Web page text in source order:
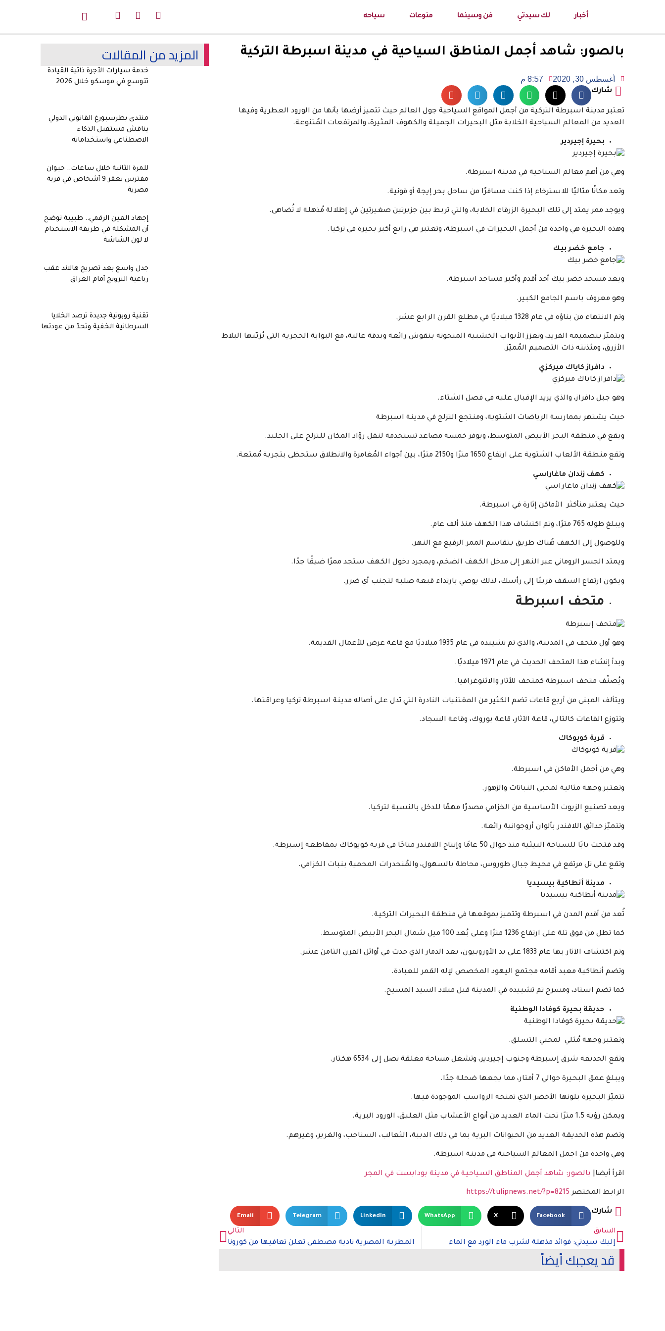
أخبار لك سيدتي فن وسينما منوعات سياحه
بالصور: شاهد أجمل المناطق السياحية في مدينة اسبرطة التركية
أغسطس 30, 2020 8:57 م
شارك
تعتبر مدينة اسبرطة التركية من أجمل المواقع السياحية جول العالم حيث تتميز أرضها بأنها من الورود العطرية وفيها
العديد من المعالم السياحية الخلابة مثل البحيرات الجميلة والكهوف المثيرة، والمرتفعات المُتنوعة.
بحيرة إجيردير
وهي من أهم معالم السياحية في مدينة اسبرطة.
وتعد مكانًا مثاليًا للاسترخاء إذا كنت مسافرًا من ساحل بحر إيجة أو قونية.
ويوجد ممر يمتد إلى تلك البحيرة الزرقاء الخلابة، والتي تربط بين جزيرتين صغيرتين في إطلالة مُذهلة لا تُضاهى.
وهذه البحيرة هي واحدة من أجمل البحيرات في اسبرطة، وتعتبر هي رابع أكبر بحيرة في تركيا.
جامع خضر بيك
ويعد مسجد خضر بيك أحد أقدم وأكبر مساجد اسبرطة.
وهو معروف باسم الجامع الكبير.
وتم الانتهاء من بناؤه في عام 1328 ميلاديًا في مطلع القرن الرابع عشر.
ويتميّز يتصميمه الفريد، وتعزز الأبواب الخشبية المنحوتة بنقوش رائعة وبدقة عالية، مع البوابة الحجرية التي يُزيّنها البلاط
الأزرق، ومئذنته ذات التصميم المُميّز.
دافراز كاياك ميركزي
وهو جبل دافراز، والذي يزيد الإقبال عليه في فصل الشتاء.
حيث يشتهر بممارسة الرياضات الشتوية، ومنتجع التزلج في مدينة اسبرطة
ويقع في منطقة البحر الأبيض المتوسط، ويوفر خمسة مصاعد تستخدمة لنقل روّاد المكان للتزلج على الجليد.
وتقع منطقة الألعاب الشتوية على ارتفاع 1650 مترًا و2150 مترًا، بين أجواء المُغامرة والانطلاق ستحظى بتجربة مُمتعة.
كهف زندان ماغاراسي
حيث يعتبر منأكثر الأماكن إثارة في اسبرطة.
ويبلغ طوله 765 مترًا، وتم اكتشاف هذا الكهف منذ ألف عام.
وللوصول إلى الكهف هُناك طريق يتقاسم الممر الرفيع مع النهر.
ويمتد الجسر الروماني عبر النهر إلى مدخل الكهف الضخم، وبمجرد دخول الكهف ستجد ممرًا ضيقًا جدًا.
ويكون ارتفاع السقف قريبًا إلى رأسك، لذلك يوصي بارتداء قبعة صلبة لتجنب أي ضرر.
متحف اسبرطة
وهو أول متحف في المدينة، والذي تم تشييده في عام 1935 ميلاديًا مع قاعة عرض للأعمال القديمة.
وبدأ إنشاء هذا المتحف الحديث في عام 1971 ميلاديًا.
ويُصنّف متحف اسبرطة كمتحف للأثار والاثنوغرافيا.
ويتألف المبنى من أربع قاعات تضم الكثير من المقتنيات النادرة التي تدل على أصاله مدينة اسبرطة تركيا وعراقتها.
وتتوزع القاعات كالتالي، قاعة الآثار، قاعة بوروك، وقاعة السجاد.
قرية كويوكاك
وهي من أجمل الأماكن في اسبرطة.
وتعتبر وجهة مثالية لمحبي النباتات والزهور.
ويعد تصنيع الزيوت الأساسية من الخزامي مصدرًا مهمًا للدخل بالنسبة لتركيا.
وتتميّز حدائق اللافندر بألوان أروجوانية رائعة.
وقد فتحت بابًا للسياحة البيئية منذ حوال 50 عامًا وإنتاج اللافندر متاحًا في قرية كويوكاك بمقاطعة إسبرطة.
وتقع على تل مرتفع في محيط جبال طوروس، محاطة بالسهول، والمُنحدرات المحمية بنبات الخزامي.
مدينة أنطاكية بيسيديا
تُعد من أقدم المدن في اسبرطة وتتميز بموقعها في منطقة البحيرات التركية.
كما تطل من فوق تلة على ارتفاع 1236 مترًا وعلى بُعد 100 ميل شمال البحر الأبيض المتوسط.
وتم اكتشاف الآثار بها عام 1833 على يد الأوروبيون، بعد الدمار الذي حدث في أوائل القرن الثامن عشر.
وتضم أنطاكية معبد أقامه مجتمع اليهود المخصص لإله القمر للعبادة.
كما تضم استاد، ومسرح تم تشييده في المدينة قبل ميلاد السيد المسيح.
حديقة بحيرة كوفادا الوطنية
وتعتبر وجهة مُثلي لمحبي التسلق.
وتقع الحديقة شرق إسبرطة وجنوب إجيردير، وتشغل مساحة مغلقة تصل إلى 6534 هكتار.
ويبلغ عمق البحيرة حوالي 7 أمتار، مما يجعها ضحلة جدًا.
تتميّز البحيرة بلونها الأخضر الذي تمنحه الرواسب الموجودة فيها.
ويمكن رؤية 1.5 مترًا تحت الماء العديد من أنواع الأعشاب مثل العليق، الورود البرية.
وتضم هذه الحديقة العديد من الحيوانات البرية بما في ذلك الدببة، الثعالب، السناجب، والغرير، وغيرهم.
وهي واحدة من اجمل المعالم السياحية في مدينة اسبرطة.
اقرأ أيضا| بالصور: شاهد أجمل المناطق السياحية في مدينة بودابست في المجر
الرابط المختصرhttps://tulipnews.net/?p=8215
شارك
Facebook
X
WhatsApp
LinkedIn
Telegram
Email
السابق
إليك سيدتي: فوائد مذهلة لشرب ماء الورد مع الماء
التالي
المطربة المصرية نادية مصطفى تعلن تعافيها من كورونا
قد يعجبك أيضاً
المزيد من المقالات
خدمة سيارات الأجرة ذاتية القيادة
تتوسع في موسكو خلال 2026
منتدى بطرسبورغ القانوني الدولي
يناقش مستقبل الذكاء
الاصطناعي واستخداماته
للمرة الثانية خلال ساعات.. حيوان
مفترس يعقر 9 أشخاص في قرية
مصرية
إجهاد العين الرقمي.. طبيبة توضح
أن المشكلة في طريقة الاستخدام
لا لون الشاشة
جدل واسع بعد تصريح هالاند عقب
رباعية النرويج أمام العراق
تقنية روبوتية جديدة ترصد الخلايا
السرطانية الخفية وتحدّ من عودتها